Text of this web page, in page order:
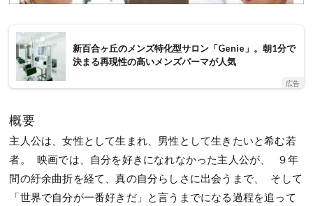
新百合ヶ丘のメンズ特化型サロン「Genie」。朝1分で
決まる再現性の高いメンズパーマが人気
広告
概要
主人公は、女性として生まれ、男性として生きたいと希む若
者。 映画では、自分を好きになれなかった主人公が、 ９年
間の紆余曲折を経て、真の自分らしさに出会うまで、 そして
「世界で自分が一番好きだ」と言うまでになる過程を追って